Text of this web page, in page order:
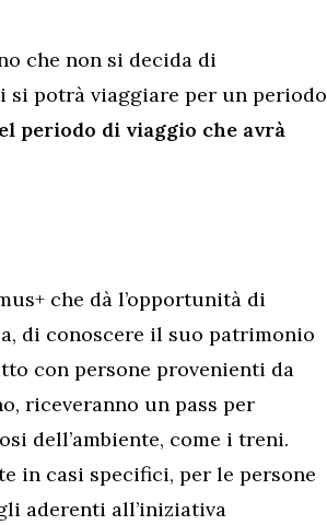
che non si decida di
si potrà viaggiare per un periodo
periodo di viaggio che avrà
che dà l’opportunità di
di conoscere il suo patrimonio
con persone provenienti da
riceveranno un pass per
dell’ambiente, come i treni.
in casi specifici, per le persone
aderenti all’iniziativa